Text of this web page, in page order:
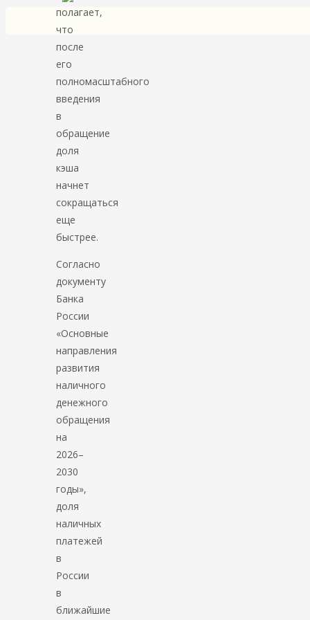
полагает,
что
после
его
полномасштабного
введения
в
обращение
доля
кэша
начнет
сокращаться
еще
быстрее.
Согласно
документу
Банка
России
«Основные
направления
развития
наличного
денежного
обращения
на
2026–
2030
годы»,
доля
наличных
платежей
в
России
в
ближайшие